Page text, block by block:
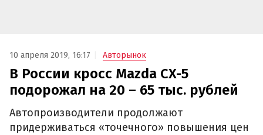
10 апреля 2019, 16:17 Авторынок
В России кросс Mazda CX-5
подорожал на 20 – 65 тыс. рублей
Автопроизводители продолжают
придерживаться «точечного» повышения цен